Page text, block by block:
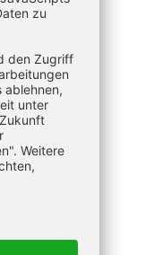
Eisen“
von
anderes
Art. Die